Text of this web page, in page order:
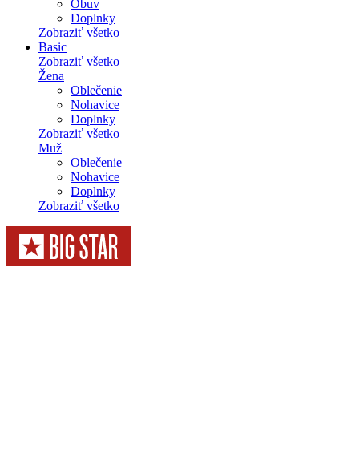
Obuv
Doplnky
Zobraziť všetko
Basic
Zobraziť všetko
Žena
Oblečenie
Nohavice
Doplnky
Zobraziť všetko
Muž
Oblečenie
Nohavice
Doplnky
Zobraziť všetko